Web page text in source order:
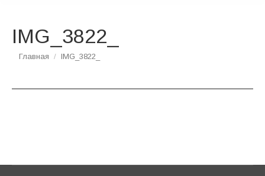
IMG_3822_
Вы здесь:
Главная IMG_3822_